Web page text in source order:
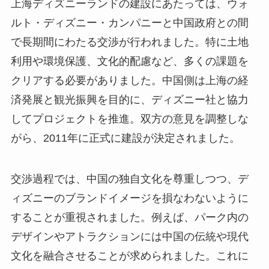
上海ディズニーランドの建設にあたっては、ウォ
ルト・ディズニー・カンパニーと中国政府との間
で長期間にわたる交渉が行われました。特に土地
利用や環境保護、文化的配慮など、多くの課題を
クリアする必要がありました。中国側は上海の経
済発展と観光振興を目的に、ディズニー社と協力
してプロジェクトを推進。双方の意見を調整しな
がら、2011年に正式に建設が決定されました。
交渉過程では、中国の独自文化を尊重しつつ、デ
ィズニーのブランドイメージを損なわないように
することが重視されました。例えば、パーク内の
デザインやアトラクションには中国の伝統や現代
文化を融合させることが求められました。これに